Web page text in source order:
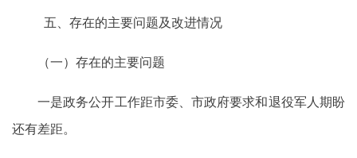
五、存在的主要问题及改进情况
（一）存在的主要问题
一是政务公开工作距市委、市政府要求和退役军人期盼
还有差距。